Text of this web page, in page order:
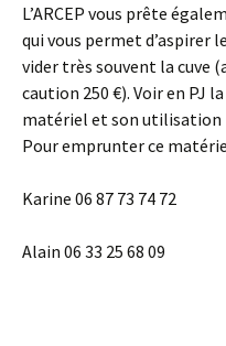
L’ARCEP vous prête
qui vous permet d’aspirer
vider très souvent la cuve
caution 250 €). Voir en PJ
matériel et son utilisation
Pour emprunter ce
Karine 06 87 73 74 72
Alain 06 33 25 68 09